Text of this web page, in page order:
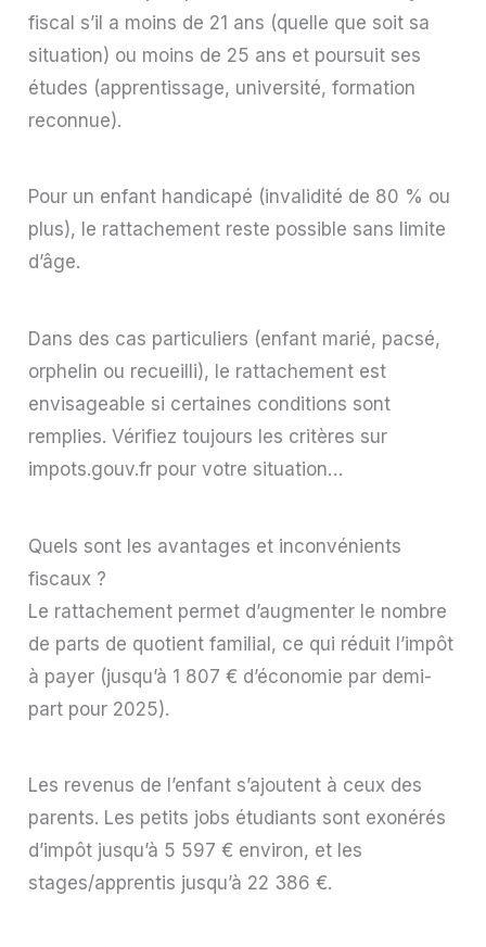
fiscal s’il a moins de 21 ans (quelle que soit sa
situation) ou moins de 25 ans et poursuit ses
études (apprentissage, université, formation
reconnue).
Pour un enfant handicapé (invalidité de 80 % ou
plus), le rattachement reste possible sans limite
d’âge.
Dans des cas particuliers (enfant marié, pacsé,
orphelin ou recueilli), le rattachement est
envisageable si certaines conditions sont
remplies. Vérifiez toujours les critères sur
impots.gouv.fr pour votre situation…
Quels sont les avantages et inconvénients
fiscaux ?
Le rattachement permet d’augmenter le nombre
de parts de quotient familial, ce qui réduit l’impôt
à payer (jusqu’à 1 807 € d’économie par demi-
part pour 2025).
Les revenus de l’enfant s’ajoutent à ceux des
parents. Les petits jobs étudiants sont exonérés
d’impôt jusqu’à 5 597 € environ, et les
stages/apprentis jusqu’à 22 386 €.